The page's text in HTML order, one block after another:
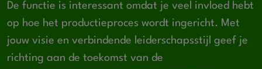
De functie is interessant omdat je veel invloed hebt
op hoe het productieproces wordt ingericht. Met
jouw visie en verbindende leiderschapsstijl geef je
richting aan de toekomst van de